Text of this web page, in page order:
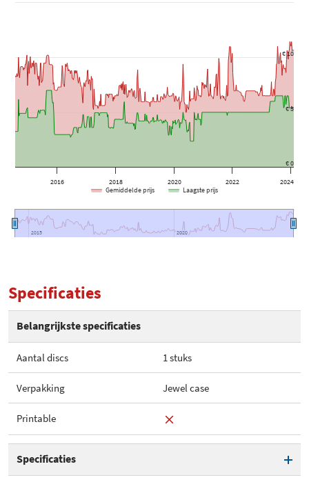
2016 2018 2020 2022 2024
2015
2015 2020
2020
€ 0
€ 10
€ 5
Gemiddelde prijs Laagste prijs
Specificaties
Belangrijkste specificaties
Aantal discs 1 stuks
Verpakking Jewel case
Printable
Specificaties